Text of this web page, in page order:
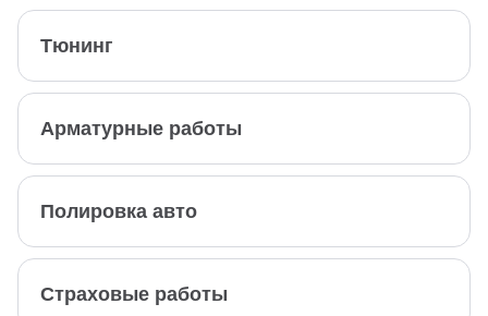
Тюнинг
Арматурные работы
Полировка авто
Страховые работы